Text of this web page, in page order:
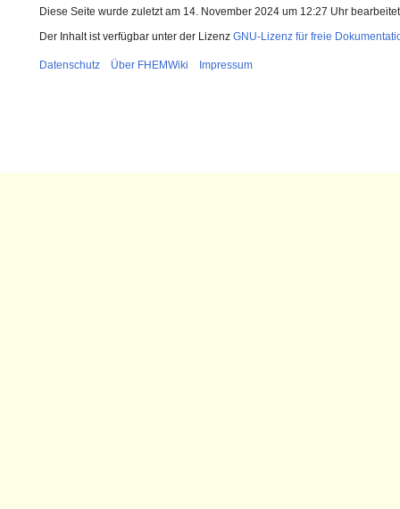
Diese Seite wurde zuletzt am 14. November 2024 um 12:27 Uhr
Der Inhalt ist verfügbar unter der Lizenz GNU-Lizenz für freie
Datenschutz Über FHEMWiki Impressum